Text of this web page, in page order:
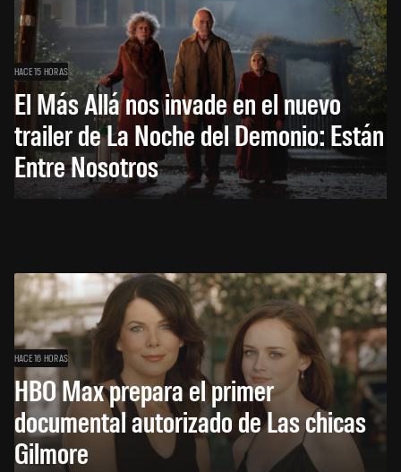
HACE 15 HORAS
El Más Allá nos invade en el nuevo
trailer de La Noche del Demonio: Están
Entre Nosotros
HACE 16 HORAS
HBO Max prepara el primer
documental autorizado de Las chicas
Gilmore